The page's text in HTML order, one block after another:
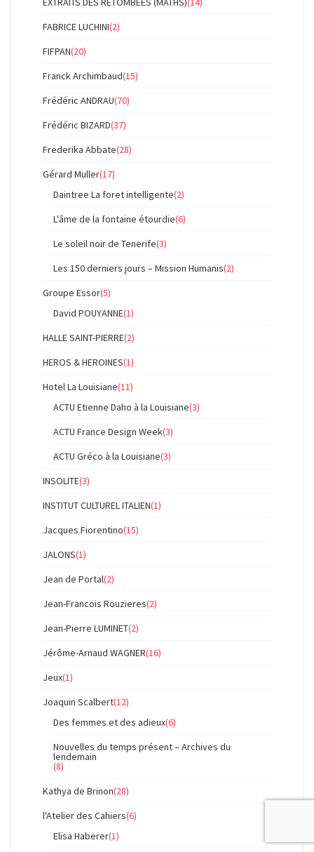
FABRICE LUCHINI(2)
FIFPAN(20)
Franck Archimbaud(15)
Frédéric ANDRAU(70)
Frédéric BIZARD(37)
Frederika Abbate(28)
Gérard Muller(17)
Daintree La foret intelligente(2)
L'âme de la fontaine étourdie(6)
Le soleil noir de Tenerife(3)
Les 150 derniers jours – Mission Humanis(2)
Groupe Essor(5)
David POUYANNE(1)
HALLE SAINT-PIERRE(2)
HEROS & HEROINES(1)
Hotel La Louisiane(11)
ACTU Etienne Daho à la Louisiane(3)
ACTU France Design Week(3)
ACTU Gréco à la Louisiane(3)
INSOLITE(3)
INSTITUT CULTUREL ITALIEN(1)
Jacques Fiorentino(15)
JALONS(1)
Jean de Portal(2)
Jean-Francois Rouzieres(2)
Jean-Pierre LUMINET(2)
Jérôme-Arnaud WAGNER(16)
Jeux(1)
Joaquin Scalbert(12)
Des femmes et des adieux(6)
Nouvelles du temps présent – Archives du
lendemain
(8)
Kathya de Brinon(28)
l'Atelier des Cahiers(6)
Elisa Haberer(1)